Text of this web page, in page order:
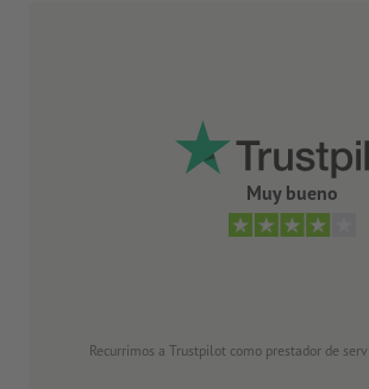
Muy bueno
Recurrimos a Trustpilot como prestador de